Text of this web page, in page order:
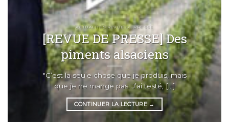
ACTUALITÉS REVUE DE PRESSE
[REVUE DE PRESSE] Des
piments alsaciens
"C’est la seule chose que je produis, mais
que je ne mange pas. J’ai testé, [...]
CONTINUER LA LECTURE→